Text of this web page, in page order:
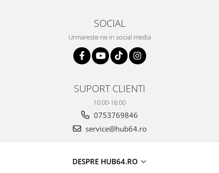
SOCIAL
Urmareste-ne in social media
SUPORT CLIENTI
10:00-16:00
0753769846
service@hub64.ro
DESPRE HUB64.RO